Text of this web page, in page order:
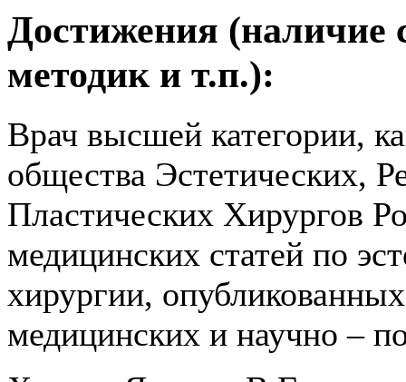
Достижения (наличие
методик и т.п.):
Врач высшей категории,
общества Эстетических,
Пластических Хирургов
медицинских статей по
хирургии,
медицинских и научно –